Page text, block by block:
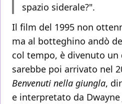
spazio siderale?".
Il film del 1995 non
ma al botteghino andò
col tempo, è divenuto un
sarebbe poi arrivato nel
Benvenuti nella giungla,
e interpretato da Dwayne